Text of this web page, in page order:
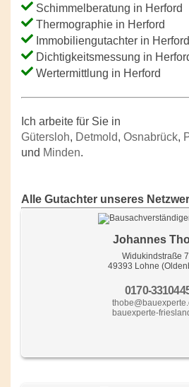
Schimmelberatung in Herford
Thermographie in Herford
Immobiliengutachter in Herford
Dichtigkeitsmessung in
Wertermittlung in Herford
Ich arbeite für Sie in
Gütersloh, Detmold, Osnabrück,
und Minden.
Alle Gutachter unseres
Johannes
Widukindstraße
49393 Lohne
0170-
bauexperte-